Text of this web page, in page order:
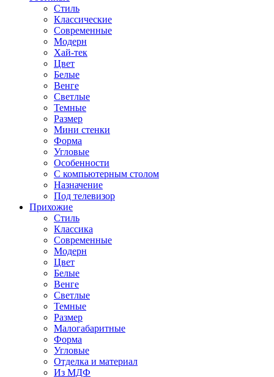
Стиль
Классические
Современные
Модерн
Хай-тек
Цвет
Белые
Венге
Светлые
Темные
Размер
Мини стенки
Форма
Угловые
Особенности
С компьютерным столом
Назначение
Под телевизор
Прихожие
Стиль
Классика
Современные
Модерн
Цвет
Белые
Венге
Светлые
Темные
Размер
Малогабаритные
Форма
Угловые
Отделка и материал
Из МДФ